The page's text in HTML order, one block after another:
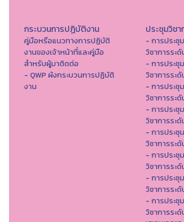
กระบวนการปฏิบัติงาน
คู่มือหรือแนวทางการปฏิบัติ
งานของเจ้าหน้าที่และคู่มือ
สำหรับผู้มาติดต่อ
- QWP ผังกระบวนการปฏิบัติ
งาน
ประชุมวิช
- การประ
วิชาการระ
- การประ
วิชาการระ
- การประ
วิชาการระ
- การประ
วิชาการระ
- การประ
วิชาการระ
- การประ
วิชาการระ
- การประ
วิชาการระ
- การประ
วิชาการระ